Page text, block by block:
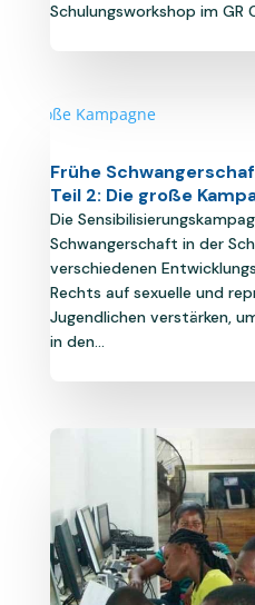
Schulungsworkshop im GR
Frühe
Teil 2: Die große
Die
Schwangerschaft in der
verschiedenen
Rechts auf sexuelle und
Jugendlichen verstärken,
in den...